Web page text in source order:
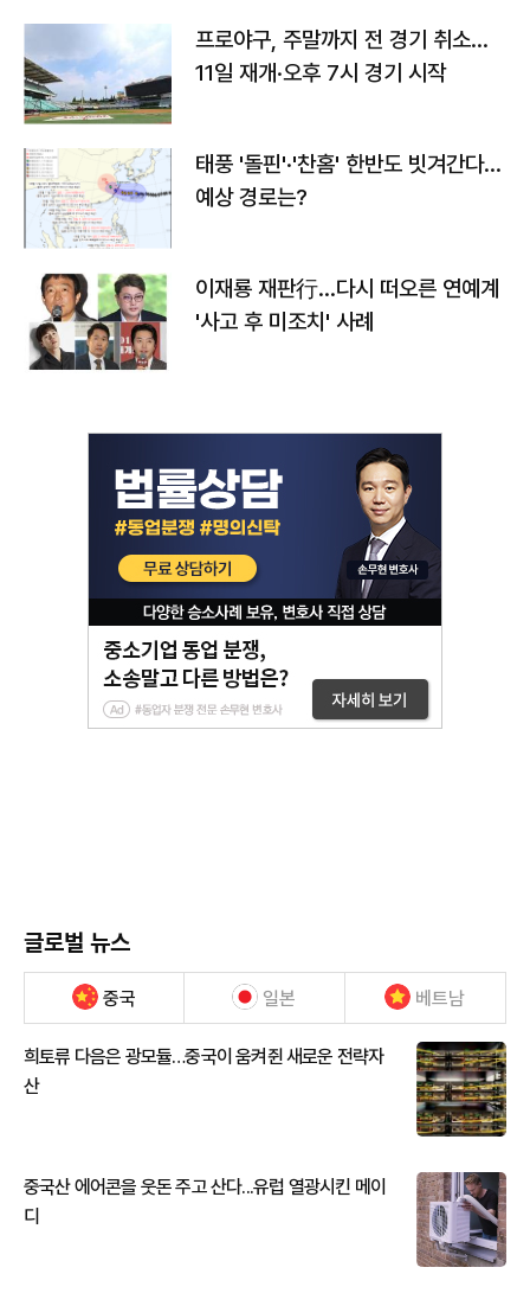
프로야구, 주말까지 전 경기 취소…
11일 재개·오후 7시 경기 시작
태풍 '돌핀'·'찬홈' 한반도 빗겨간다…
예상 경로는?
이재룡 재판行…다시 떠오른 연예계
'사고 후 미조치' 사례
글로벌 뉴스
중국 일본 베트남
희토류 다음은 광모듈…중국이 움켜쥔 새로운 전략자
산
중국산 에어콘을 웃돈 주고 산다...유럽 열광시킨 메이
디